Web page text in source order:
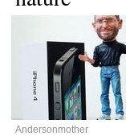
Andersonmother